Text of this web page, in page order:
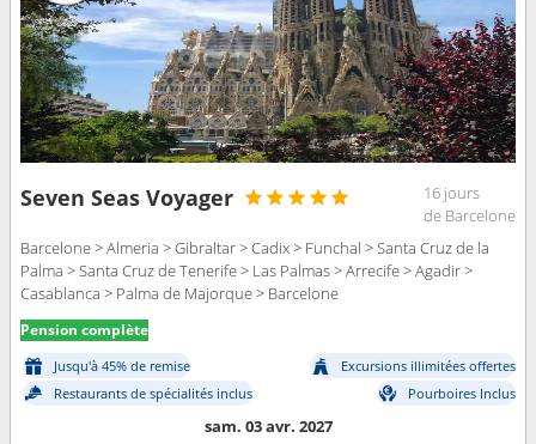
Seven Seas Voyager
16 jours
de Barcelone
Barcelone > Almeria > Gibraltar > Cadix > Funchal > Santa Cruz de la
Palma > Santa Cruz de Tenerife > Las Palmas > Arrecife > Agadir >
Casablanca > Palma de Majorque > Barcelone
Pension complète
Jusqu'à 45% de remise
Excursions illimitées offertes
Restaurants de spécialités inclus
Pourboires Inclus
sam. 03 avr. 2027